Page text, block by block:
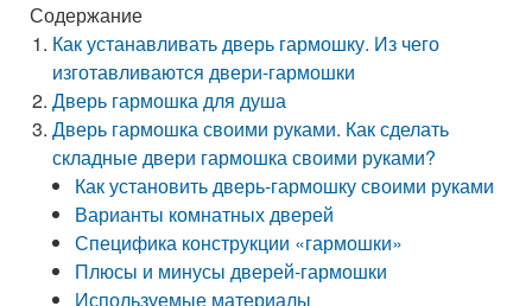
Содержание
Как устанавливать дверь гармошку. Из чего
изготавливаются двери-гармошки
Дверь гармошка для душа
Дверь гармошка своими руками. Как сделать
складные двери гармошка своими руками?
Как установить дверь-гармошку своими руками
Варианты комнатных дверей
Специфика конструкции «гармошки»
Плюсы и минусы дверей-гармошки
Используемые материалы